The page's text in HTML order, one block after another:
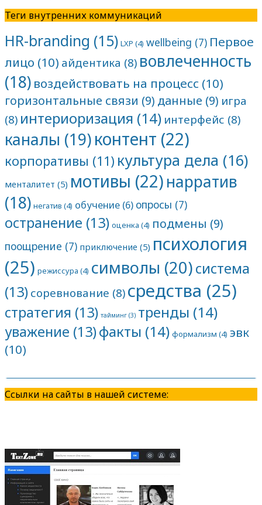
Теги внутренних коммуникаций
HR-branding (15) LXP (4) wellbeing (7) Первое
лицо (10) айдентика (8) вовлеченность
(18) воздействовать на процесс (10)
горизонтальные связи (9) данные (9) игра
(8) интериоризация (14) интерфейс (8)
каналы (19)контент (22)
корпоративы (11) культура дела (16)
менталитет (5) мотивы (22)нарратив
(18) негатив (4) обучение (6) опросы (7)
остранение (13) оценка (4) подмены (9)
поощрение (7) приключение (5) психология
(25) режиссура (4) символы (20)система
(13) соревнование (8) средства (25)
стратегия (13) тайминг (3) тренды (14)
уважение (13)факты (14) формализм (4) эвк
(10)
Ссылки на сайты в нашей системе: